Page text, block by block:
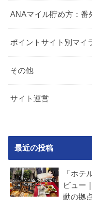
ANAマイル貯め方：番
ポイントサイト別マイ
その他
サイト運営
最近の投稿
「ホテ
ビュー
動の拠